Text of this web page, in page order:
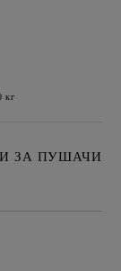
кг
ЗА ПУШАЧИ